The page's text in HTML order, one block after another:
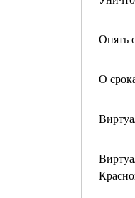
Опять
О